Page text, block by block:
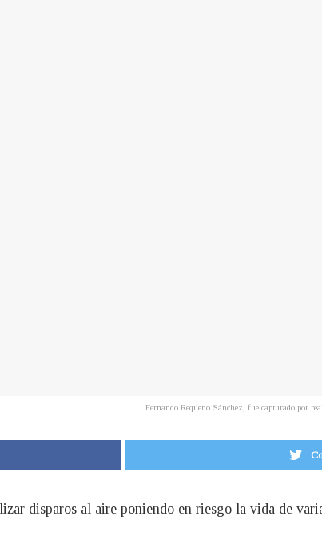
Fernando Requeno Sánchez, fue capturado por
disparos al aire poniendo en riesgo la vida de